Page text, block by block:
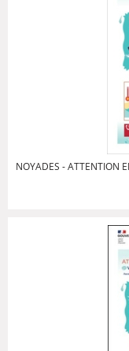
NOYADES - ATTENTION